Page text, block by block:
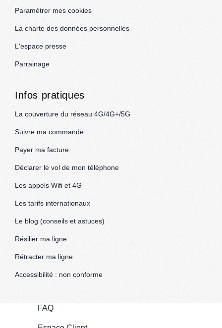
Paramétrer mes cookies
La charte des données personnelles
L'espace presse
Parrainage
Infos pratiques
La couverture du réseau 4G/4G+/5G
Suivre ma commande
Payer ma facture
Déclarer le vol de mon téléphone
Les appels Wifi et 4G
Les tarifs internationaux
Le blog (conseils et astuces)
Résilier ma ligne
Rétracter ma ligne
Accessibilité : non conforme
FAQ